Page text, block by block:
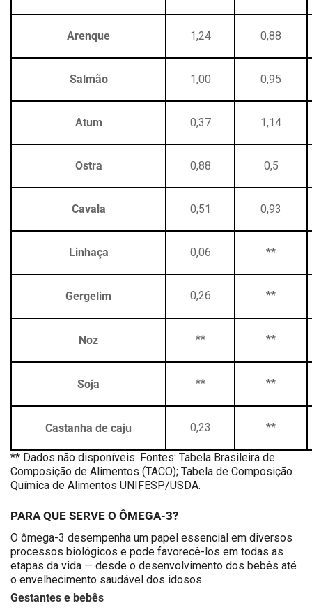
Arenque 1,24 0,88
Salmão 1,00 0,95
Atum 0,37 1,14
Ostra 0,88 0,5
Cavala 0,51 0,93
Linhaça 0,06 **
Gergelim 0,26 **
Noz ** **
Soja ** **
Castanha de caju 0,23 **
** Dados não disponíveis. Fontes: Tabela Brasileira de
Composição de Alimentos (TACO); Tabela de Composição
Química de Alimentos UNIFESP/USDA.
PARA QUE SERVE O ÔMEGA-3?
O ômega-3 desempenha um papel essencial em diversos
processos biológicos e pode favorecê-los em todas as
etapas da vida — desde o desenvolvimento dos bebês até
o envelhecimento saudável dos idosos.
Gestantes e bebês